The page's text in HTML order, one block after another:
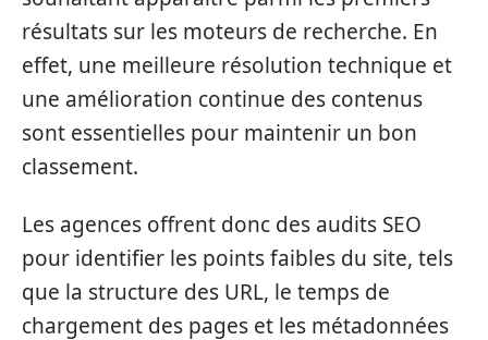
résultats sur les moteurs de recherche. En
effet, une meilleure résolution technique et
une amélioration continue des contenus
sont essentielles pour maintenir un bon
classement.
Les agences offrent donc des audits SEO
pour identifier les points faibles du site, tels
que la structure des URL, le temps de
chargement des pages et les métadonnées